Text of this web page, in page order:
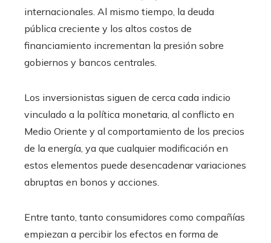
internacionales. Al mismo tiempo, la deuda
pública creciente y los altos costos de
financiamiento incrementan la presión sobre
gobiernos y bancos centrales.
Los inversionistas siguen de cerca cada indicio
vinculado a la política monetaria, al conflicto en
Medio Oriente y al comportamiento de los precios
de la energía, ya que cualquier modificación en
estos elementos puede desencadenar variaciones
abruptas en bonos y acciones.
Entre tanto, tanto consumidores como compañías
empiezan a percibir los efectos en forma de